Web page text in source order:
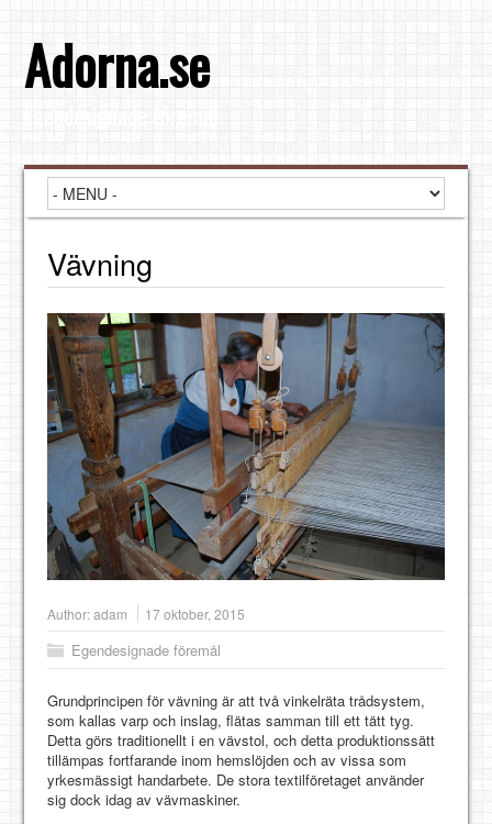
Adorna.se
Egendesignade föremål
Vävning
Author:adam 17 oktober, 2015
Egendesignade föremål
Grundprincipen för vävning är att två vinkelräta trådsystem,
som kallas varp och inslag, flätas samman till ett tätt tyg.
Detta görs traditionellt i en vävstol, och detta produktionssätt
tillämpas fortfarande inom hemslöjden och av vissa som
yrkesmässigt handarbete. De stora textilföretaget använder
sig dock idag av vävmaskiner.